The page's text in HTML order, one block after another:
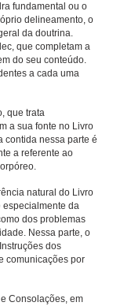
fundamental ou o
delineamento, o
da doutrina.
que completam a
do seu conteúdo.
a cada uma
que trata
a sua fonte no Livro
contida nessa parte é
a referente ao
natural do Livro
especialmente da
dos problemas
Nessa parte, o
dos
comunicações por
Consolações, em